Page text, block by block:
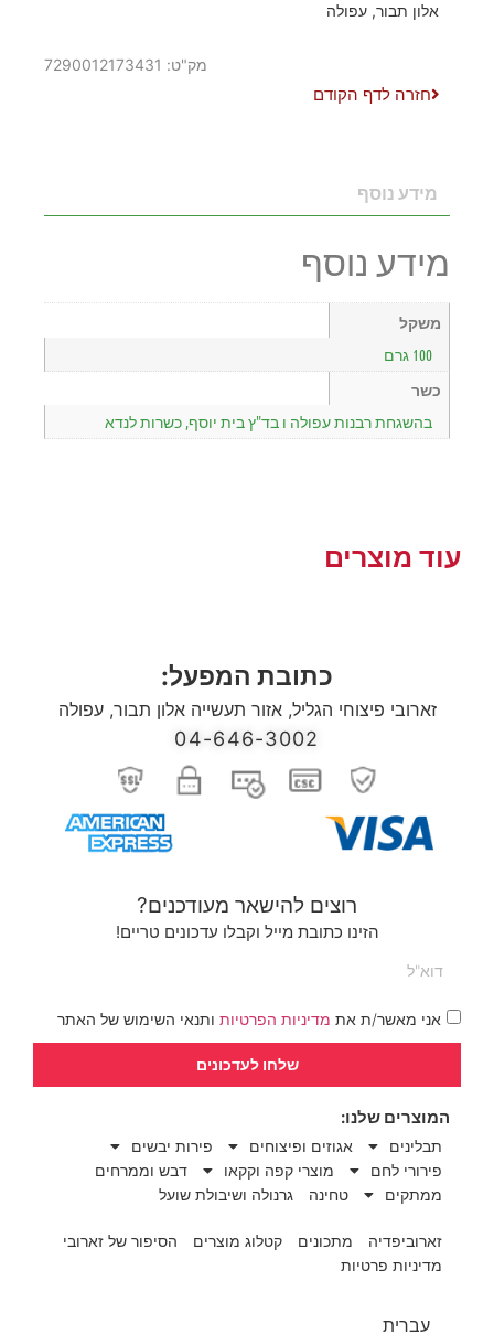
אלון תבור, עפולה
מק"ט: 7290012173431
חזרה לדף הקודם
מידע נוסף
מידע נוסף
משקל
100 גרם
כשר
בהשגחת רבנות עפולה ו בד"ץ בית יוסף, כשרות לנדא
עוד מוצרים
כתובת המפעל:
זארובי פיצוחי הגליל, אזור תעשייה אלון תבור, עפולה
04-646-3002
רוצים להישאר מעודכנים?
הזינו כתובת מייל וקבלו עדכונים טריים!
אני מאשר/ת את מדיניות הפרטיות ותנאי השימוש של האתר
שלחו לעדכונים
המוצרים שלנו:
תבלינים אגוזים ופיצוחים
פירות יבשים
פירורי לחם
מוצרי קפה וקקאו
דבש וממרחים
ממתקים
טחינה גרנולה ושיבולת שועל
זארוביפדיה מתכונים קטלוג מוצרים
הסיפור של זארובי
מדיניות פרטיות
עברית